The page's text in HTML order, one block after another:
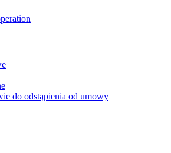
do odstąpienia od umowy